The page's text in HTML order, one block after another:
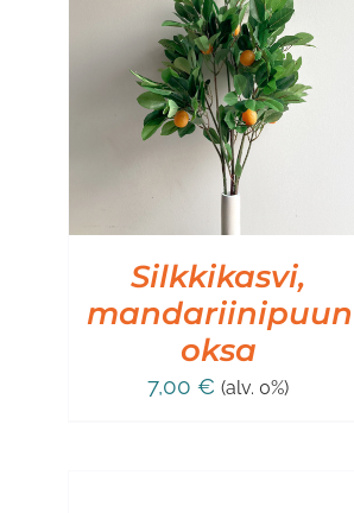
Silkkikasvi,
mandariinipuun
oksa
7,00€ (alv. 0%)
LISÄÄ OSTOSKORIIN
LISÄTIEDOT